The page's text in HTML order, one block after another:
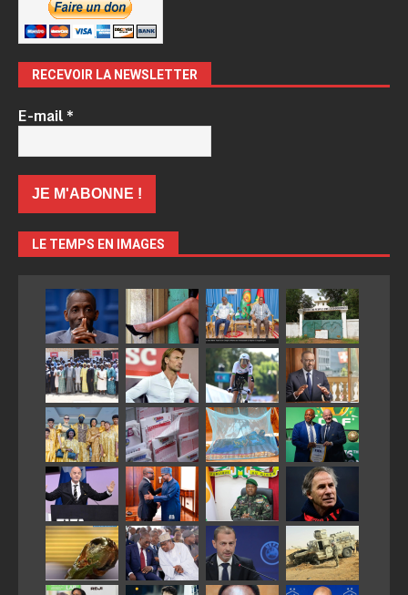
RECEVOIR LA NEWSLETTER
E-mail*
LE TEMPS EN IMAGES